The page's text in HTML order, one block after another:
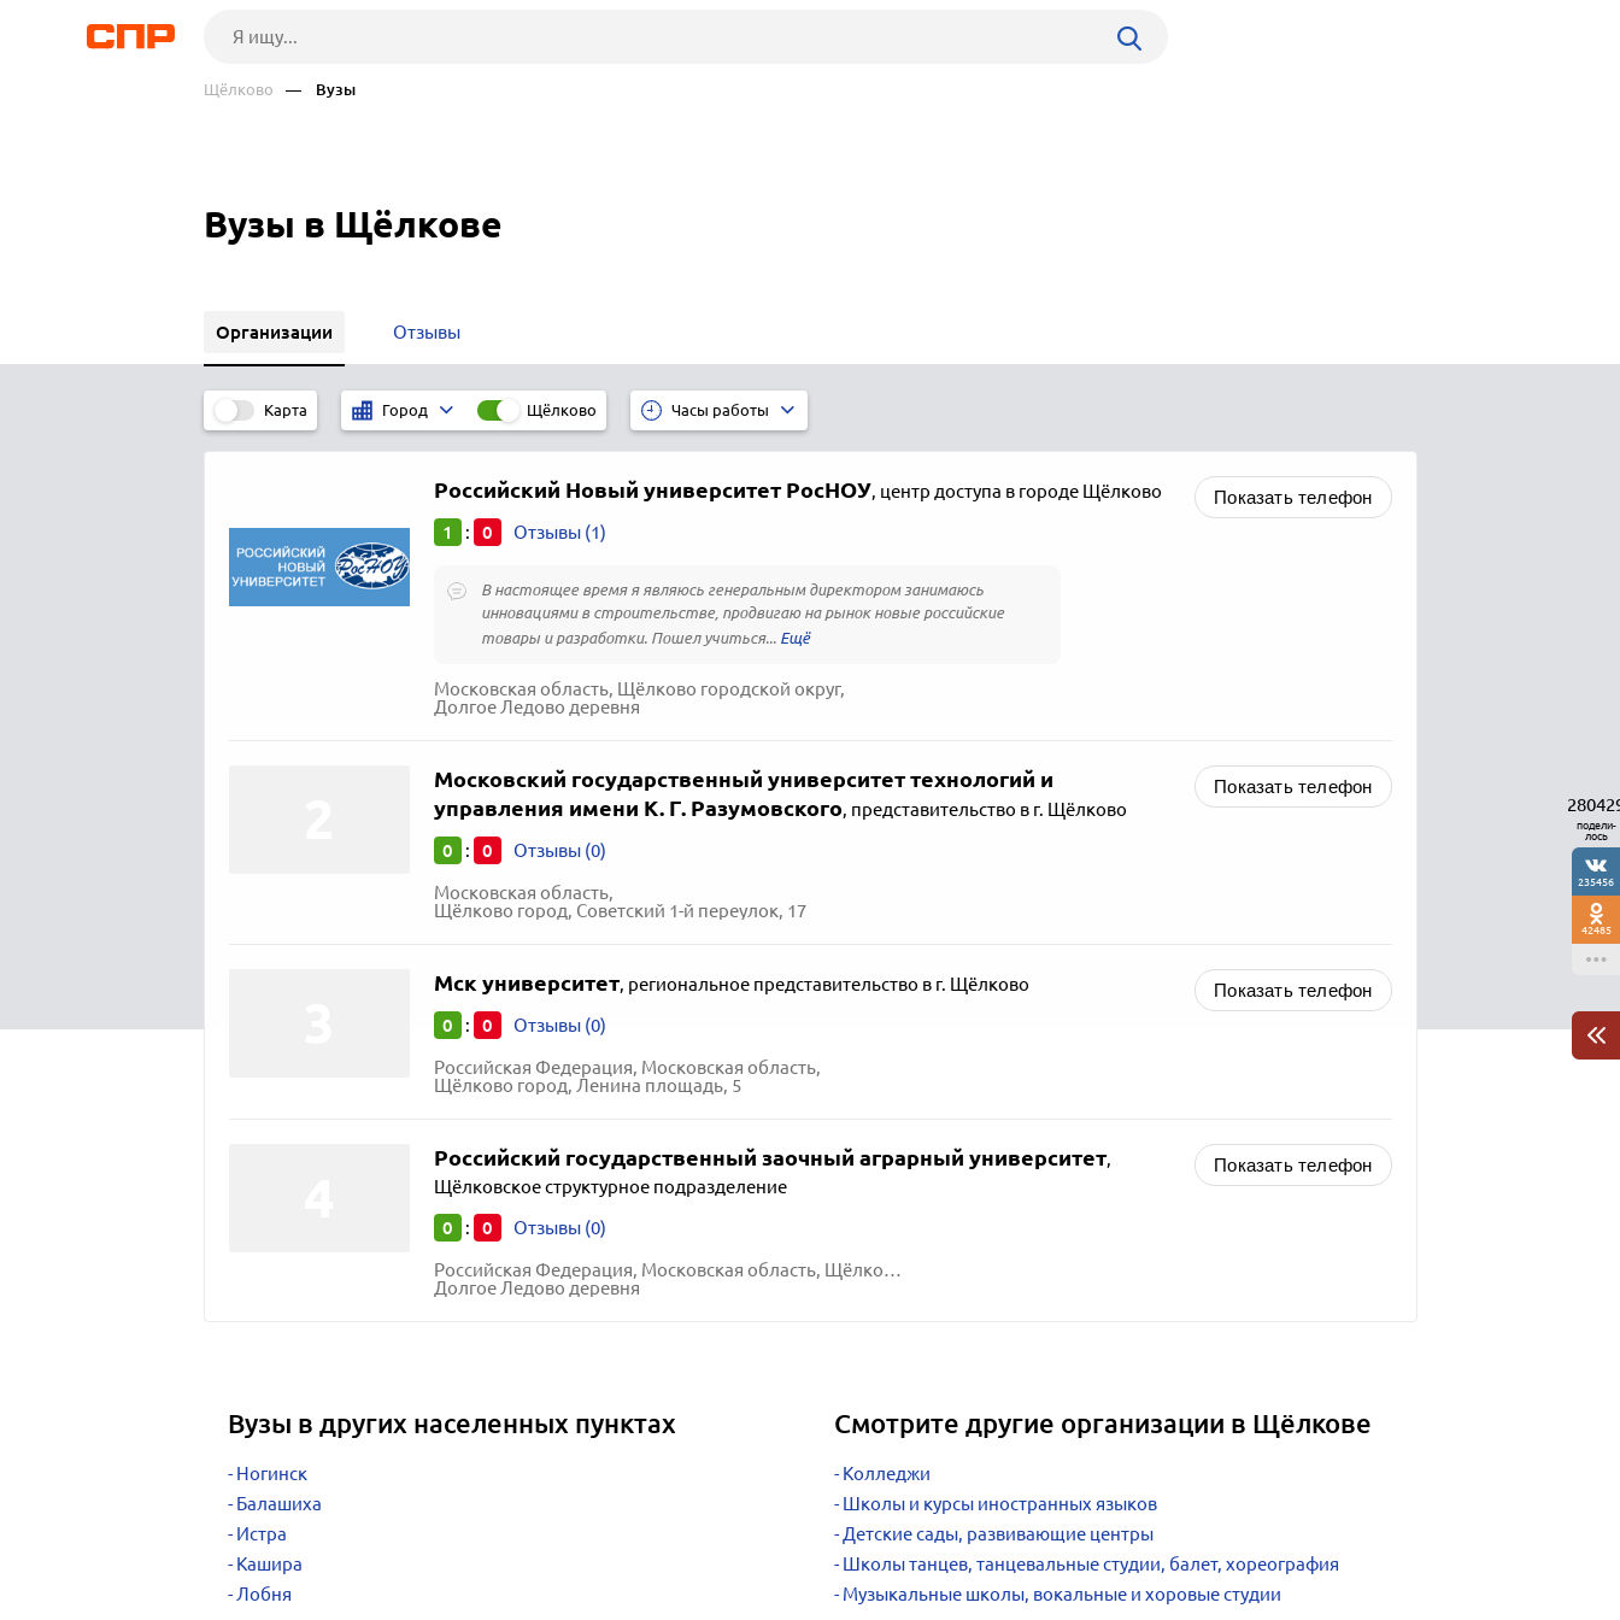
Щёлково — Вузы
Вузы в Щёлкове
Организации Отзывы
Карта Город Щёлково Часы работы
Российский Новый университет РосНОУ, центр доступа в городе Щёлково
1 : 0 Отзывы (1)
В настоящее время я являюсь генеральным директором занимаюсь
инновациями в строительстве, продвигаю на рынок новые российские
товары и разработки. Пошел учиться...
Московская область, Щёлково городской округ,
Долгое Ледово деревня
Показать телефон
Московский государственный университет технологий и
управления имени К. Г. Разумовского, представительство в г. Щёлково
0 : 0 Отзывы (0)
Московская область,
Щёлково город, Советский 1-й переулок, 17
Показать телефон
Мск университет, региональное представительство в г. Щёлково
0 : 0 Отзывы (0)
Российская Федерация, Московская область,
Щёлково город, Ленина площадь, 5
Показать телефон
Российский государственный заочный аграрный университет,
Щёлковское структурное подразделение
0 : 0 Отзывы (0)
Российская Федерация, Московская область, Щёлково городской округ,
Долгое Ледово деревня
Показать телефон
Вузы в других населенных пунктах
Ногинск
Балашиха
Истра
Кашира
Лобня
Смотрите другие организации в Щёлкове
Колледжи
Школы и курсы иностранных языков
Детские сады, развивающие центры
Школы танцев, танцевальные студии, балет, хореография
Музыкальные школы, вокальные и хоровые студии
подели-
лось
235456
42485